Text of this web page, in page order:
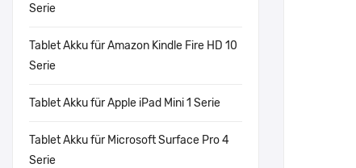
Serie
Tablet Akku für Amazon Kindle Fire HD 10
Serie
Tablet Akku für Apple iPad Mini 1 Serie
Tablet Akku für Microsoft Surface Pro 4
Serie